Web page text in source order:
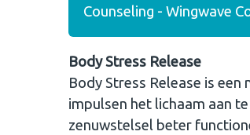
Counseling - Wingwave
Body Stress Release
Body Stress Release is
impulsen het lichaam aan
zenuwstelsel beter